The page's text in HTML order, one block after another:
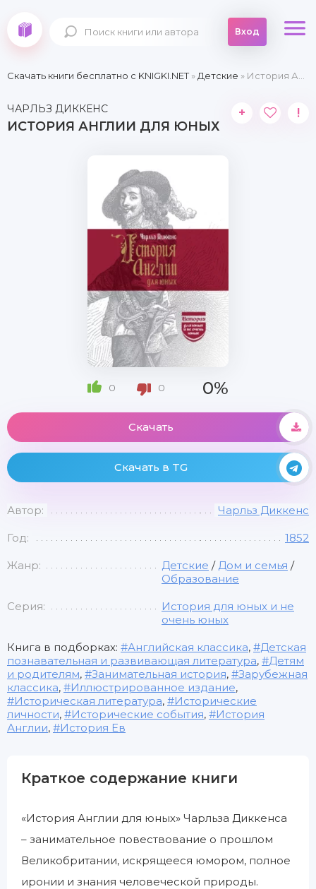
Вход
Скачать книги бесплатно c KNIGKI.NET» Детские » История Англии для юных
ЧАРЛЬЗ ДИККЕНС
ИСТОРИЯ АНГЛИИ ДЛЯ ЮНЫХ
+ !
0 0 0%
Скачать
Скачать в TG
Автор: Чарльз Диккенс
Год: 1852
Жанр: Детские / Дом и семья /
Образование
Серия:
История для юных и не
очень юных
Книга в подборках: Английская классика,
Детская
познавательная и развивающая литература,
Детям
и родителям, Занимательная история,
Зарубежная
классика, Иллюстрированное издание,
Историческая литература,
Исторические
личности, Исторические события,
История
Англии, История Ев
Краткое содержание книги
«История Англии для юных» Чарльза Диккенса
– занимательное повествование о прошлом
Великобритании, искрящееся юмором, полное
иронии и знания человеческой природы.